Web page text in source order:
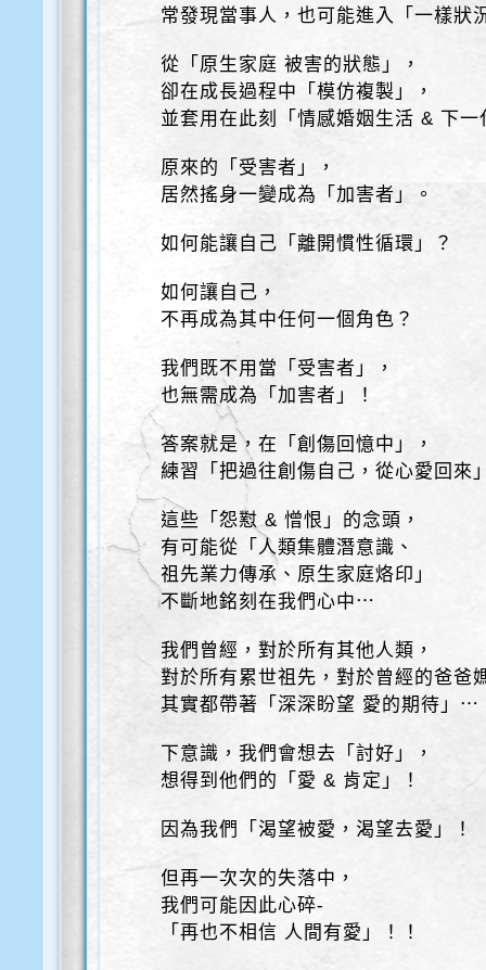
常發現當事人，也可能進入「一樣狀
從「原生家庭 被害的狀態」，
卻在成長過程中「模仿複製」，
並套用在此刻「情感婚姻生活 & 下一
原來的「受害者」，
居然搖身一變成為「加害者」。
如何能讓自己「離開慣性循環」？
如何讓自己，
不再成為其中任何一個角色？
我們既不用當「受害者」，
也無需成為「加害者」！
答案就是，在「創傷回憶中」，
練習「把過往創傷自己，從心愛回來
這些「怨懟 & 憎恨」的念頭，
有可能從「人類集體潛意識、
祖先業力傳承、原生家庭烙印」
不斷地銘刻在我們心中⋯
我們曾經，對於所有其他人類，
對於所有累世祖先，對於曾經的爸爸
其實都帶著「深深盼望 愛的期待」⋯
下意識，我們會想去「討好」，
想得到他們的「愛 & 肯定」！
因為我們「渴望被愛，渴望去愛」！
但再一次次的失落中，
我們可能因此心碎-
「再也不相信 人間有愛」！！